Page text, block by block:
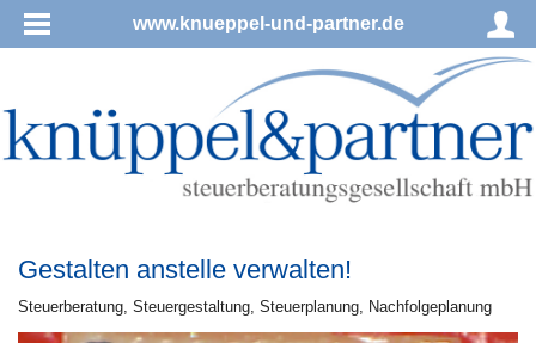
www.knueppel-und-partner.de
Gestalten anstelle verwalten!
Steu­er­be­ra­tung, Steu­er­ge­stal­tung, Steu­er­pla­nung, Nachfolgeplanung